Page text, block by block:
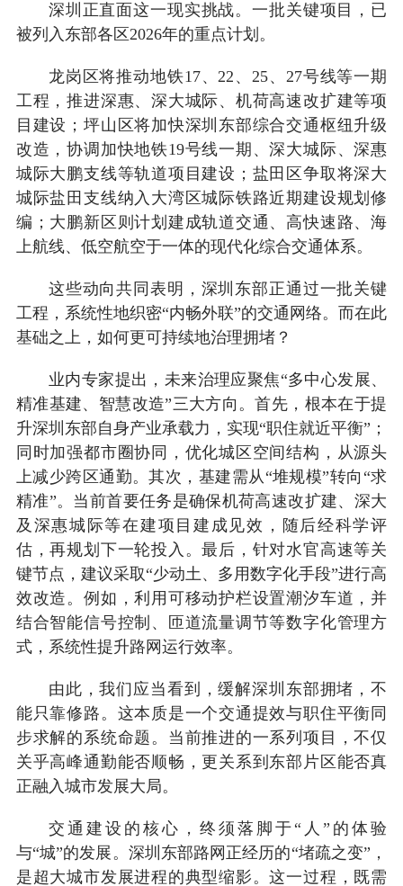
深圳正直面这一现实挑战。一批关键项目，已
被列入东部各区2026年的重点计划。
龙岗区将推动地铁17、22、25、27号线等一期
工程，推进深惠、深大城际、机荷高速改扩建等项
目建设；坪山区将加快深圳东部综合交通枢纽升级
改造，协调加快地铁19号线一期、深大城际、深惠
城际大鹏支线等轨道项目建设；盐田区争取将深大
城际盐田支线纳入大湾区城际铁路近期建设规划修
编；大鹏新区则计划建成轨道交通、高快速路、海
上航线、低空航空于一体的现代化综合交通体系。
这些动向共同表明，深圳东部正通过一批关键
工程，系统性地织密“内畅外联”的交通网络。而在此
基础之上，如何更可持续地治理拥堵？
业内专家提出，未来治理应聚焦“多中心发展、
精准基建、智慧改造”三大方向。首先，根本在于提
升深圳东部自身产业承载力，实现“职住就近平衡”；
同时加强都市圈协同，优化城区空间结构，从源头
上减少跨区通勤。其次，基建需从“堆规模”转向“求
精准”。当前首要任务是确保机荷高速改扩建、深大
及深惠城际等在建项目建成见效，随后经科学评
估，再规划下一轮投入。最后，针对水官高速等关
键节点，建议采取“少动土、多用数字化手段”进行高
效改造。例如，利用可移动护栏设置潮汐车道，并
结合智能信号控制、匝道流量调节等数字化管理方
式，系统性提升路网运行效率。
由此，我们应当看到，缓解深圳东部拥堵，不
能只靠修路。这本质是一个交通提效与职住平衡同
步求解的系统命题。当前推进的一系列项目，不仅
关乎高峰通勤能否顺畅，更关系到东部片区能否真
正融入城市发展大局。
交通建设的核心，终须落脚于“人”的体验
与“城”的发展。深圳东部路网正经历的“堵疏之变”，
是超大城市发展进程的典型缩影。这一过程，既需